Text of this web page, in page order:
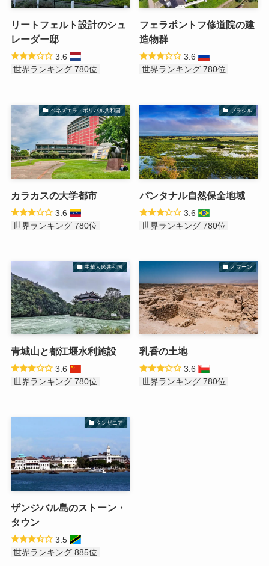
リートフェルト設計のシュ
レーダー邸
3.6
世界ランキング 780位
フェラポントフ修道院の建
造物群
3.6
世界ランキング 780位
ベネズエラ・ボリバル共和国
カラカスの大学都市
3.6
世界ランキング 780位
ブラジル
パンタナル自然保全地域
3.6
世界ランキング 780位
中華人民共和国
青城山と都江堰水利施設
3.6
世界ランキング 780位
オマーン
乳香の土地
3.6
世界ランキング 780位
タンザニア
ザンジバル島のストーン・
タウン
3.5
世界ランキング 885位